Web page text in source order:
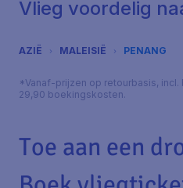
Vlieg voordelig
AZIË MALEISIË PENANG
*Vanaf-prijzen op retourbasis,
29,90 boekingskosten.
Toe aan een